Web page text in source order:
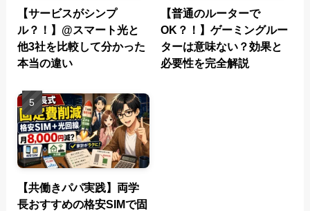
【サービスがシンプ
ル？！】@スマート光と
他3社を比較して分かった
本当の違い
【普通のルーターで
OK？！】ゲーミングルー
ターは意味ない？効果と
必要性を完全解説
【共働きパパ実践】両学
長おすすめの格安SIMで固